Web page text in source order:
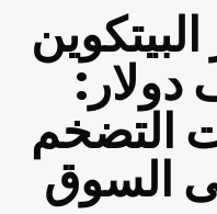
ألف دولار:
التضخم
السوق